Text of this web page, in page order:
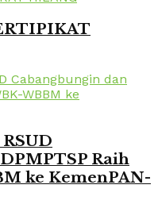
Raih
ke KemenPAN-